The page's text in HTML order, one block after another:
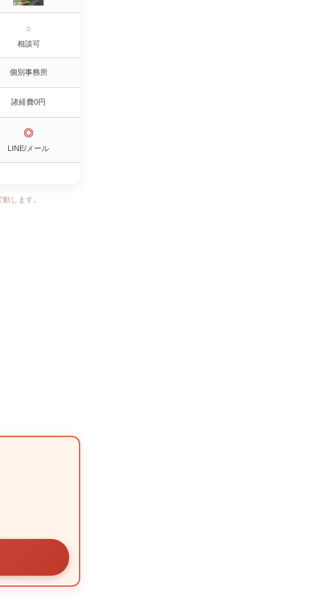
○
相談可
個別事務所
諸経費0円
◎
LINE/メール
します。